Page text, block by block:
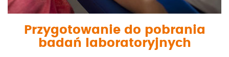
Przygotowanie do pobrania
badań laboratoryjnych